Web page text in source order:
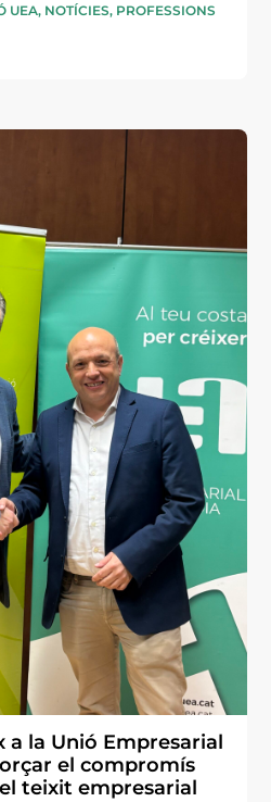
UEA, NOTÍCIES, PROFESSIONS
a la Unió Empresarial
el compromís
teixit empresarial